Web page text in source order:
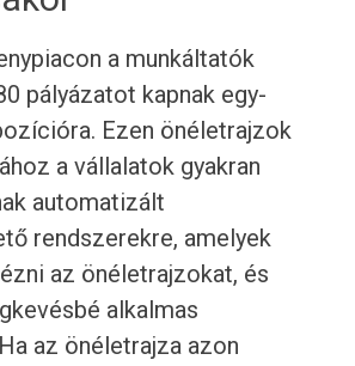
a munkáltatók
pályázatot kapnak egy-
Ezen önéletrajzok
a vállalatok gyakran
automatizált
rendszerekre, amelyek
az önéletrajzokat, és
alkalmas
az önéletrajza azon